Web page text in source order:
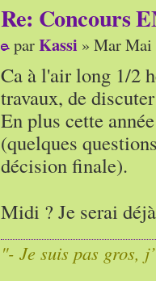
Re: Concours
parKassi » Mar Mai
Ca à l'air long 1/2
travaux, de
En plus cette
(quelques
décision finale).
Midi ? Je serai
"- Je suis pas gros,